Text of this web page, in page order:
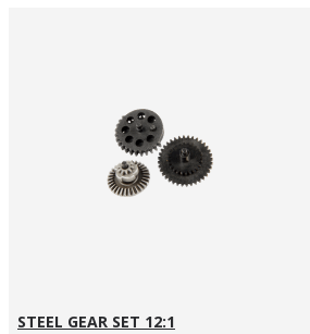
STEEL GEAR SET 12:1